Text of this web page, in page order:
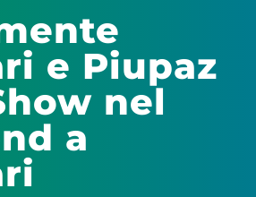
e Piupaz
nel
a